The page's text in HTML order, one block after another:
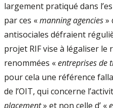
largement pratiqué dans
par ces «manning agencies»
antisociales défraient
projet RIF vise à légaliser le
renommées «entreprises de
pour cela une référence
de l’OIT, qui concerne
placement» et non celle d’ «